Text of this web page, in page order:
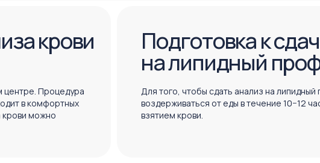
Подготовка к
на липидный
Для того, чтобы сдать анализ на
воздерживаться от еды в течение 10−12
взятием крови.
крови
центре. Процедура
в комфортных
крови можно